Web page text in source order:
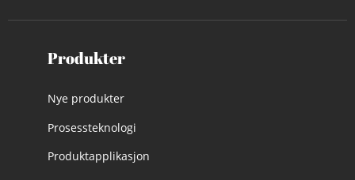
Produkter
Nye produkter
Prosessteknologi
Produktapplikasjon